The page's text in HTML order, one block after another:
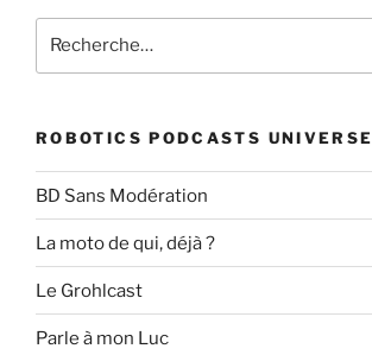
pour
ROBOTICS PODCASTS UNIVERSE
BD Sans Modération
La moto de qui, déjà ?
Le Grohlcast
Parle à mon Luc